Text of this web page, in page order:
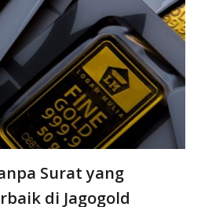
Surat yang
di Jagogold